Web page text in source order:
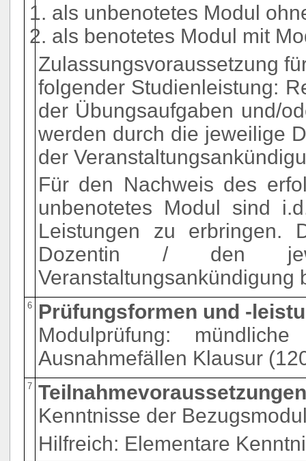
als unbenotetes Modul
als benotetes Modul mit
Zulassungsvoraussetzung
folgender Studienleistung:
der Übungsaufgaben und/
werden durch die jeweilige
der
Für den Nachweis des
unbenotetes Modul sind
Leistungen zu erbringen.
Dozentin / den
Veranstaltungsankündigung
6
Prüfungsformen und -
Modulprüfung:
Ausnahmefällen Klausur
7 Teilnahmevoraussetzungen
Kenntnisse der
Hilfreich: Elementare